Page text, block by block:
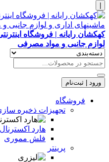
کهکشان رایانه | فروشگاه
لوازم جانبی و مواد مصرفی
ورود | ثبت‌نام
فروشگاه
تجهیزات ذخیره
هارد اکسترنال
فلش مموری
پرینتر